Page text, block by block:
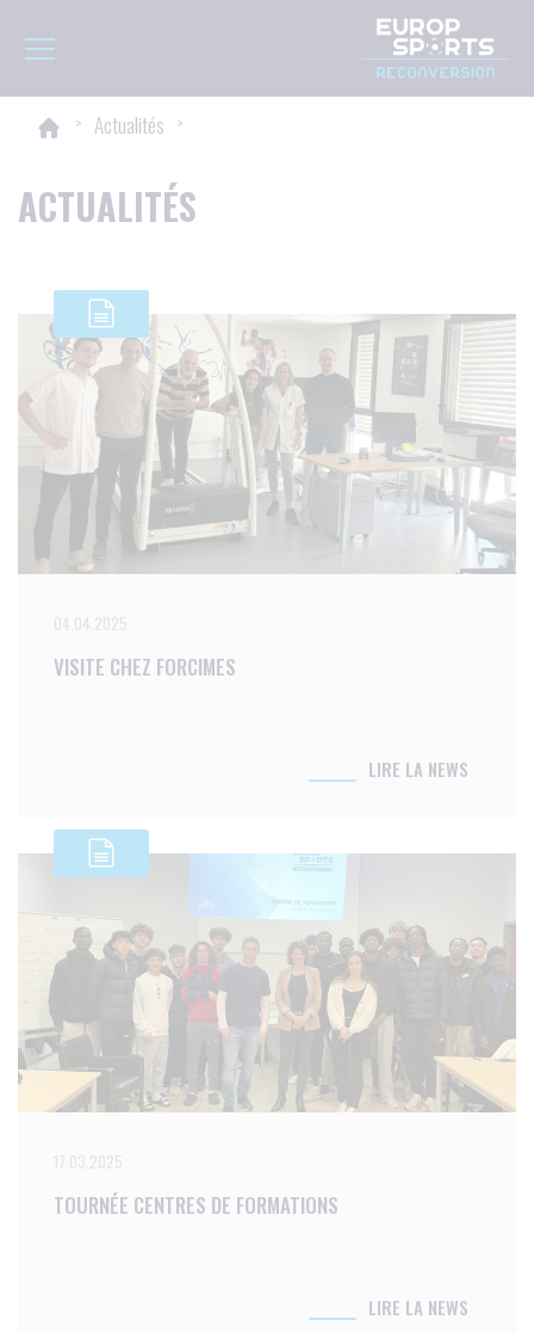
Toggle navigation
> Actualités >
ACTUALITÉS
VISITE CHEZ FORCIMES
LIRE LA NEWS
TOURNÉE CENTRES DE FORMATIONS
LIRE LA NEWS